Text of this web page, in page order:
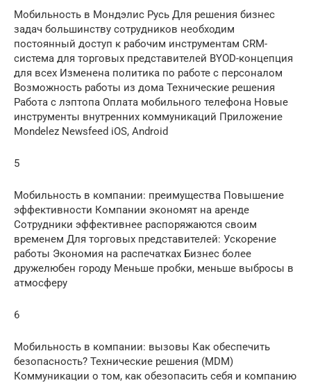
Мобильность в Мондэлис Русь Для решения бизнес
задач большинству сотрудников необходим
постоянный доступ к рабочим инструментам CRM-
система для торговых представителей BYOD-концепция
для всех Изменена политика по работе с персоналом
Возможность работы из дома Технические решения
Работа с лэптопа Оплата мобильного телефона Новые
инструменты внутренних коммуникаций Приложение
Mondelez Newsfeed iOS, Android
5
Мобильность в компании: преимущества Повышение
эффективности Компании экономят на аренде
Сотрудники эффективнее распоряжаются своим
временем Для торговых представителей: Ускорение
работы Экономия на распечатках Бизнес более
дружелюбен городу Меньше пробки, меньше выбросы в
атмосферу
6
Мобильность в компании: вызовы Как обеспечить
безопасность? Технические решения (MDM)
Коммуникации о том, как обезопасить себя и компанию